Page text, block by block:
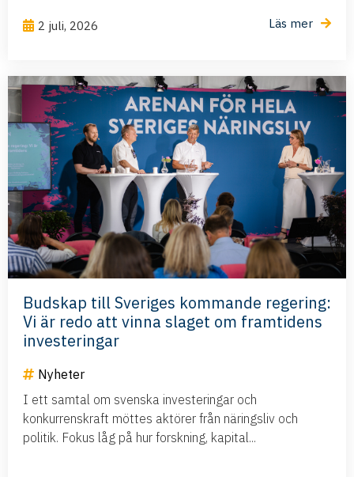
2 juli, 2026 Läs mer
Budskap till Sveriges kommande regering:
Vi är redo att vinna slaget om framtidens
investeringar
Nyheter
I ett samtal om svenska investeringar och
konkurrenskraft möttes aktörer från näringsliv och
politik. Fokus låg på hur forskning, kapital...